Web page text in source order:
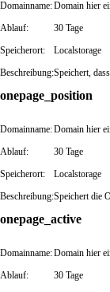
Domainname:Domain hier
Ablauf: 30 Tage
Speicherort: Localstorage
Beschreibung:Speichert,
onepage_position
Domainname:Domain hier
Ablauf: 30 Tage
Speicherort: Localstorage
Beschreibung:Speichert die
onepage_active
Domainname:Domain hier
Ablauf: 30 Tage